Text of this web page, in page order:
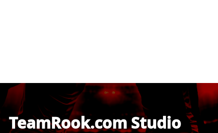
TeamRook.com Studio